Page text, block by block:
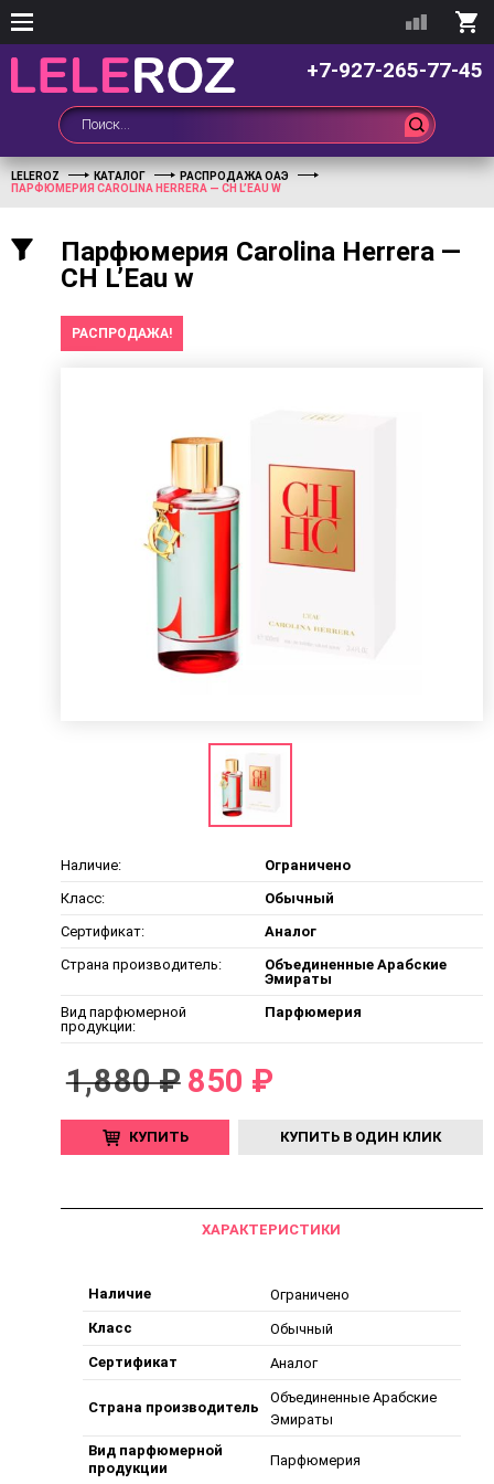
+7-927-265-77-45
LELEROZ КАТАЛОГ
РАСПРОДАЖА ОАЭ
ПАРФЮМЕРИЯ CAROLINA HERRERA — CH L’EAU W
Парфюмерия Carolina Herrera —
CH L’Eau w
РАСПРОДАЖА!
Наличие:
Ограничено
Класс:
Обычный
Сертификат:
Аналог
Страна производитель:
Объединенные Арабские
Эмираты
Вид парфюмерной
продукции:
Парфюмерия
1,880 ₽ 850 ₽
КУПИТЬ КУПИТЬ В ОДИН КЛИК
ХАРАКТЕРИСТИКИ
Наличие
Ограничено
Класс
Обычный
Сертификат
Аналог
Страна производитель
Объединенные Арабские
Эмираты
Вид парфюмерной
продукции
Парфюмерия